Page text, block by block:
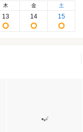
木
13
金
14
土
15